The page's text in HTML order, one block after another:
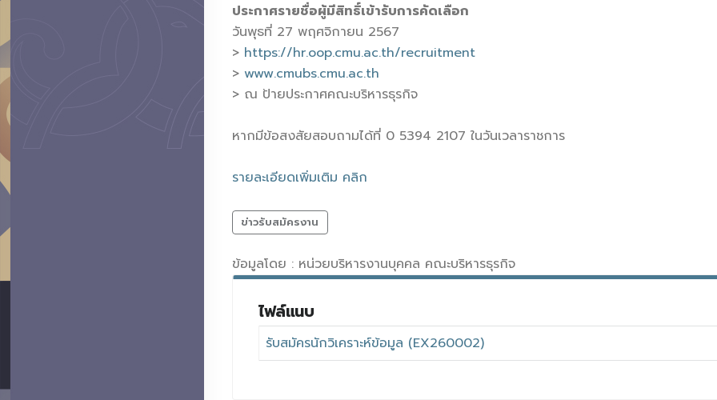
ประกาศรายชื่อผู้มีสิทธิ์เข้ารับการคัดเลือก
วันพุธที่ 27 พฤศจิกายน 2567
> https://hr.oop.cmu.ac.th/recruitment
> www.cmubs.cmu.ac.th
> ณ ป้ายประกาศคณะบริหารธุรกิจ
หากมีข้อสงสัยสอบถามได้ที่ 0 5394 2107 ในวันเวลาราชการ
รายละเอียดเพิ่มเติม คลิก
ข่าวรับสมัครงาน
ข้อมูลโดย : หน่วยบริหารงานบุคคล คณะบริหารธุรกิจ
ไฟล์แนบ
รับสมัครนักวิเคราะห์ข้อมูล (EX260002)